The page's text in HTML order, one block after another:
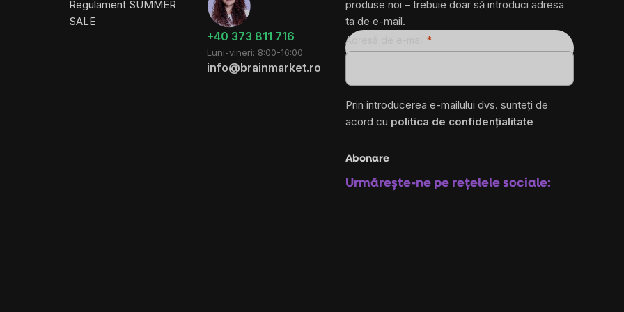
Regulament SUMMER
SALE
+40 373 811 716
Luni-vineri: 8:00-16:00
info@brainmarket.ro
produse noi – trebuie doar să introduci adresa
ta de e-mail.
Adresă de e-mail
Prin introducerea e-mailului dvs. sunteți de
acord cu politica de confidențialitate
Abonare
Urmărește-ne pe rețelele sociale: